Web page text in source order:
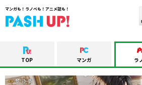
マンガも！ラノベも！アニメ誌も！
TOP マンガ ラ